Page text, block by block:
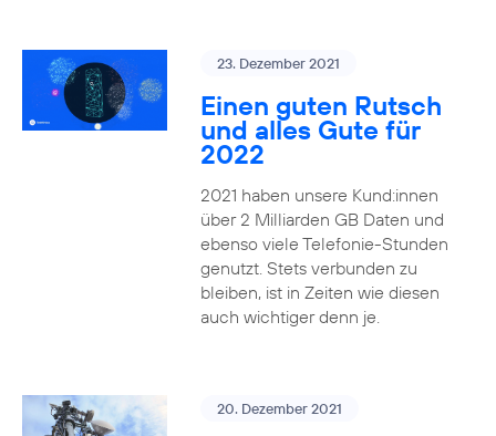
23. Dezember 2021
Einen guten Rutsch
und alles Gute für
2022
2021 haben unsere Kund:innen
über 2 Milliarden GB Daten und
ebenso viele Telefonie-Stunden
genutzt. Stets verbunden zu
bleiben, ist in Zeiten wie diesen
auch wichtiger denn je.
20. Dezember 2021